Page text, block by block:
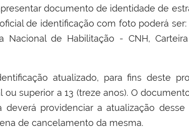
documento de identidade de
de identificação com foto poderá ser:
Nacional de Habilitação - CNH,
atualizado, para fins deste
superior a 13 (treze anos). O
providenciar a atualização
de cancelamento da mesma.